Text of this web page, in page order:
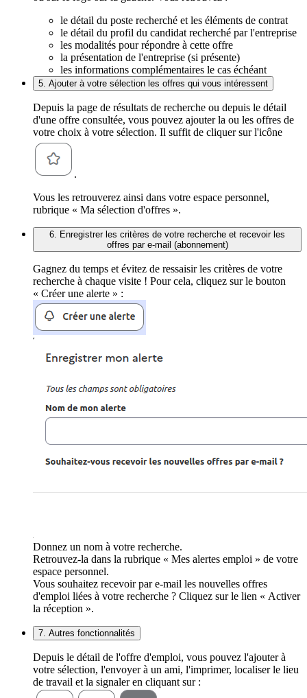
le détail du poste recherché et les éléments de contrat
le détail du profil du candidat recherché par l'entreprise
les modalités pour répondre à cette offre
la présentation de l'entreprise (si présente)
les informations complémentaires le cas échéant
5. Ajouter à votre sélection les offres qui vous intéressent
Depuis la page de résultats de recherche ou depuis le détail
d'une offre consultée, vous pouvez ajouter la ou les offres de
votre choix à votre sélection. Il suffit de cliquer sur l'icône
.
Vous les retrouverez ainsi dans votre espace personnel,
rubrique « Ma sélection d'offres ».
6. Enregistrer les critères de votre recherche et recevoir les
offres par e-mail (abonnement)
Gagnez du temps et évitez de ressaisir les critères de votre
recherche à chaque visite ! Pour cela, cliquez sur le bouton
« Créer une alerte » :
Donnez un nom à votre recherche.
Retrouvez-la dans la rubrique « Mes alertes emploi » de votre
espace personnel.
Vous souhaitez recevoir par e-mail les nouvelles offres
d'emploi liées à votre recherche ? Cliquez sur le lien « Activer
la réception ».
7. Autres fonctionnalités
Depuis le détail de l'offre d'emploi, vous pouvez l'ajouter à
votre sélection, l'envoyer à un ami, l'imprimer, localiser le lieu
de travail et la signaler en cliquant sur :